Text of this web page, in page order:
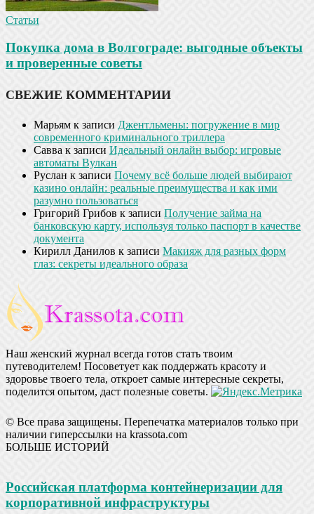
Статьи
Покупка дома в Волгограде: выгодные объекты
и проверенные советы
СВЕЖИЕ КОММЕНТАРИИ
Марьям к записи Джентльмены: погружение в мир
современного криминального триллера
Савва к записи Идеальный онлайн выбор: игровые
автоматы Вулкан
Руслан к записи Почему всё больше людей выбирают
казино онлайн: реальные преимущества и как ими
разумно пользоваться
Григорий Грибов к записи Получение займа на
банковскую карту, используя только паспорт в качестве
документа
Кирилл Данилов к записи Макияж для разных форм
глаз: секреты идеального образа
Наш женский журнал всегда готов стать твоим
путеводителем! Посоветует как поддержать красоту и
здоровье твоего тела, откроет самые интересные секреты,
поделится опытом, даст полезные советы.
© Все права защищены. Перепечатка материалов только при
наличии гиперссылки на krassota.com
БОЛЬШЕ ИСТОРИЙ
Российская платформа контейнеризации для
корпоративной инфраструктуры